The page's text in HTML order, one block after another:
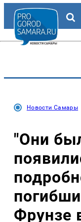
Новости Самары
"Они
Фрунзе